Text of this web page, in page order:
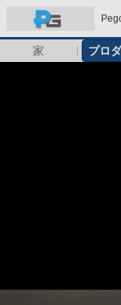
家 プロ